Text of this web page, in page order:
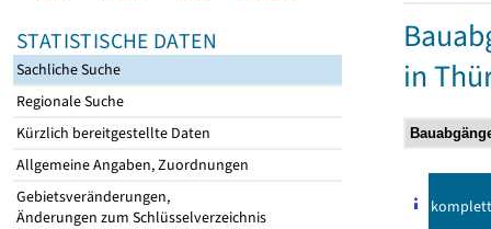
STATISTISCHE DATEN
Sachliche Suche
Regionale Suche
Kürzlich bereitgestellte Daten
Allgemeine Angaben, Zuordnungen
Gebietsveränderungen,
Änderungen zum Schlüsselverzeichnis
in
komplett